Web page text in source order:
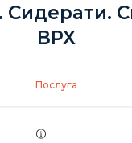
Сидерати.
ВРХ
Послуга